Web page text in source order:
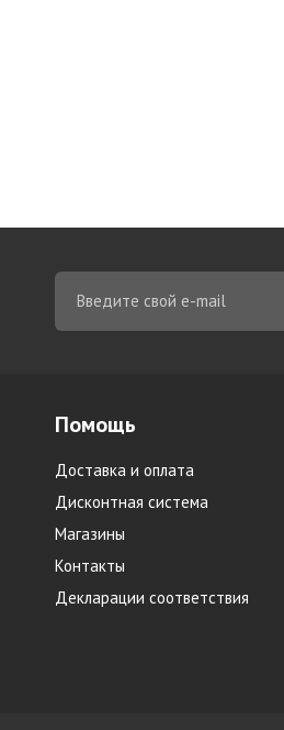
Помощь
Доставка и оплата
Дисконтная система
Магазины
Контакты
Декларации соответствия